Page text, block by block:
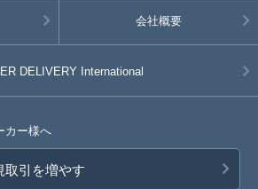
会社概要
DELIVERY International
カー様へ
取引を増やす